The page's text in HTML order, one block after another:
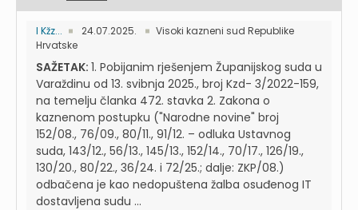
I Kžz... 24.07.2025.
Visoki kazneni sud Republike
Hrvatske
SAŽETAK: 1. Pobijanim rješenjem Županijskog suda u
Varaždinu od 13. svibnja 2025., broj Kzd- 3/2022-159,
na temelju članka 472. stavka 2. Zakona o
kaznenom postupku ("Narodne novine" broj
152/08., 76/09., 80/11., 91/12. – odluka Ustavnog
suda, 143/12., 56/13., 145/13., 152/14., 70/17., 126/19.,
130/20., 80/22., 36/24. i 72/25.; dalje: ZKP/08.)
odbačena je kao nedopuštena žalba osuđenog IT
dostavljena sudu ...